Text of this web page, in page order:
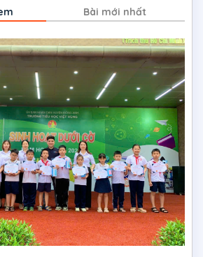
Bài mới nhất